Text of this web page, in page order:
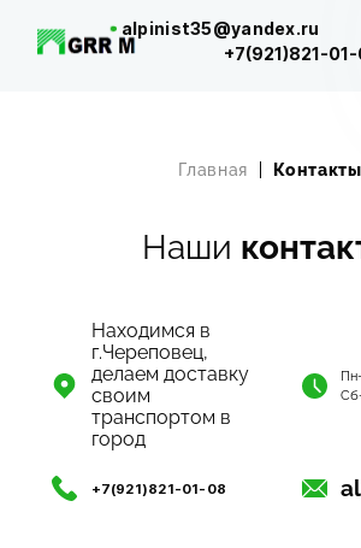
alpinist35@yandex.ru
+7(921)821-
Главная Контакты
Наши
Находимся в
г.Череповец,
делаем доставку
своим
транспортом в
город
+7(921)821-01-08